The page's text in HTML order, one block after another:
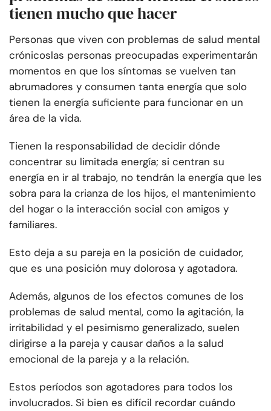
tienen mucho que hacer
Personas que viven con problemas de salud mental
crónicoslas personas preocupadas experimentarán
momentos en que los síntomas se vuelven tan
abrumadores y consumen tanta energía que solo
tienen la energía suficiente para funcionar en un
área de la vida.
Tienen la responsabilidad de decidir dónde
concentrar su limitada energía; si centran su
energía en ir al trabajo, no tendrán la energía que les
sobra para la crianza de los hijos, el mantenimiento
del hogar o la interacción social con amigos y
familiares.
Esto deja a su pareja en la posición de cuidador,
que es una posición muy dolorosa y agotadora.
Además, algunos de los efectos comunes de los
problemas de salud mental, como la agitación, la
irritabilidad y el pesimismo generalizado, suelen
dirigirse a la pareja y causar daños a la salud
emocional de la pareja y a la relación.
Estos períodos son agotadores para todos los
involucrados. Si bien es difícil recordar cuándo